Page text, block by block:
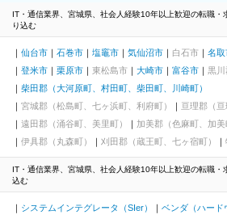
IT・通信業界、宮城県、社会人経験10年以上歓迎の転職・
り込む
仙台市 石巻市 塩竈市 気仙沼市 白石市 名取
登米市
栗原市 東松島市 大崎市 富谷市
黒川
柴田郡（大河原町、村田町、柴田町、川崎町）
宮城郡（松島町、七ヶ浜町、利府町）
亘理郡（亘
遠田郡（涌谷町、美里町）
加美郡（色麻町、加美
伊具郡（丸森町）
刈田郡（蔵王町、七ヶ宿町）
IT・通信業界、宮城県、社会人経験10年以上歓迎の転職・
込む
システムインテグレータ（SIer）
ベンダ（ハード